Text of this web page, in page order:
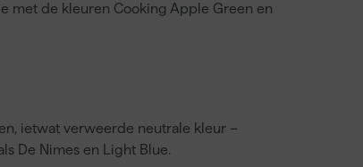
met de kleuren Cooking Apple Green en
ietwat verweerde neutrale kleur –
De Nimes en Light Blue.